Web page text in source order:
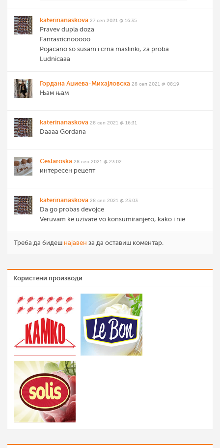
katerinanaskova 27 сеп 2021 @ 16:35
Pravev dupla doza
Fantasticnooooo
Pojacano so susam i crna maslinki, za proba
Ludnicaaa
Гордана Аџиева-Михајловска 28 сеп 2021 @ 08:19
Њам њам
katerinanaskova 28 сеп 2021 @ 16:31
Daaaa Gordana
Ceslaroska 28 сеп 2021 @ 23:02
интересен рецепт
katerinanaskova 28 сеп 2021 @ 23:03
Da go probas devojce
Veruvam ke uzivate vo konsumiranjeto, kako i nie
Треба да бидеш најавен за да оставиш коментар.
Користени производи